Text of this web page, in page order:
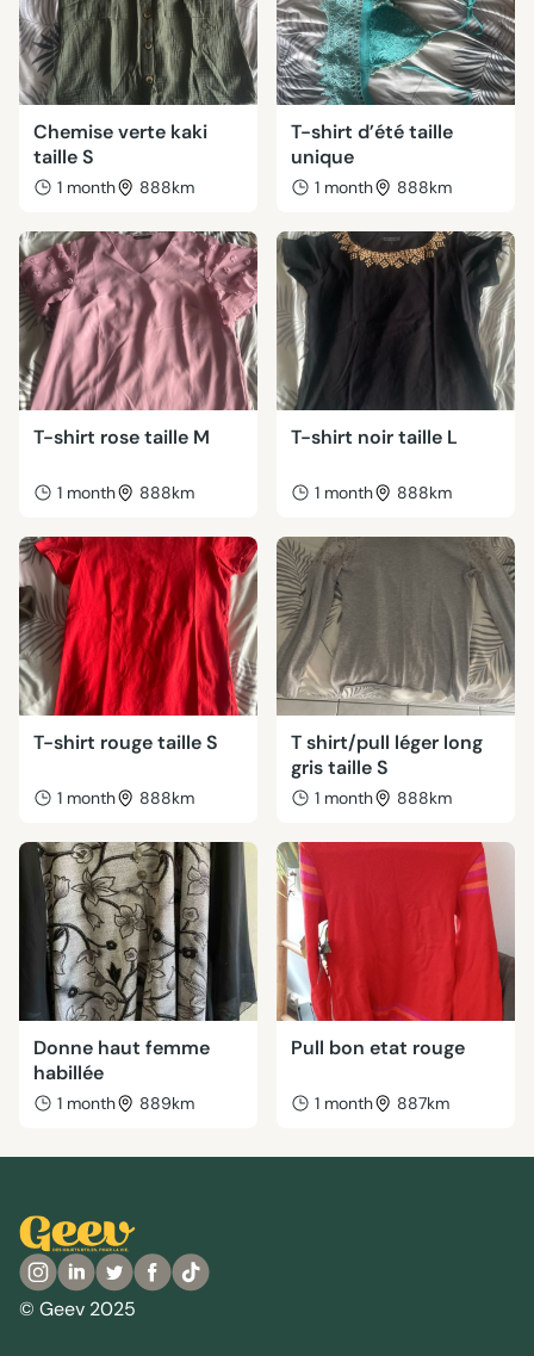
Chemise verte kaki
taille S
1 month 888km
T-shirt d’été taille
unique
1 month 888km
T-shirt rose taille M
1 month 888km
T-shirt noir taille L
1 month 888km
T-shirt rouge taille S
1 month 888km
T shirt/pull léger long
gris taille S
1 month 888km
Donne haut femme
habillée
1 month 889km
Pull bon etat rouge
1 month 887km
© Geev 2025